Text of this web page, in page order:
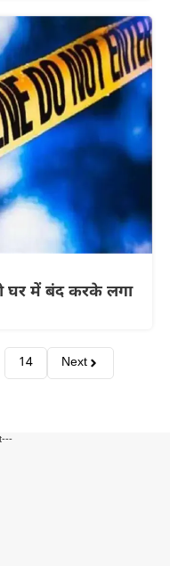
घर में बंद करके लगा
14 Next